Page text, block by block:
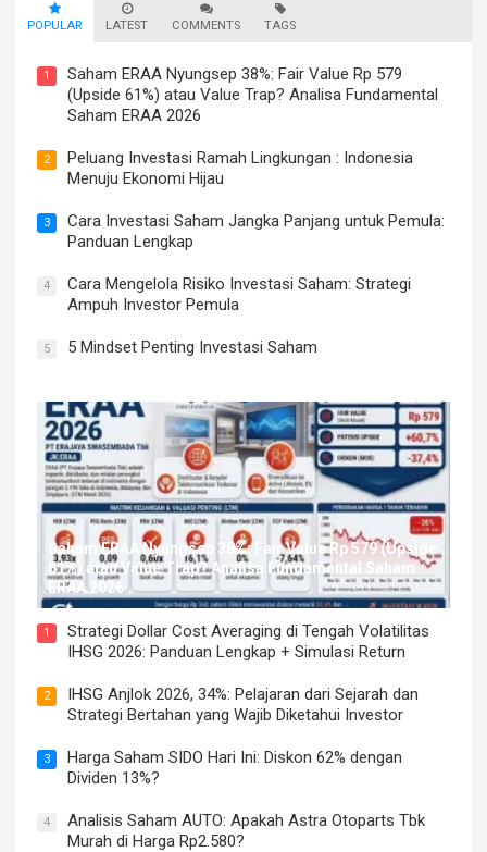
POPULAR LATEST COMMENTS TAGS
1
Saham ERAA Nyungsep 38%: Fair Value Rp 579
(Upside 61%) atau Value Trap? Analisa Fundamental
Saham ERAA 2026
2
Peluang Investasi Ramah Lingkungan : Indonesia
Menuju Ekonomi Hijau
3
Cara Investasi Saham Jangka Panjang untuk Pemula:
Panduan Lengkap
4
Cara Mengelola Risiko Investasi Saham: Strategi
Ampuh Investor Pemula
5 5 Mindset Penting Investasi Saham
Saham ERAA Nyungsep 38%: Fair Value Rp 579 (Upside
61%) atau Value Trap? Analisa Fundamental Saham
ERAA 2026
1
Strategi Dollar Cost Averaging di Tengah Volatilitas
IHSG 2026: Panduan Lengkap + Simulasi Return
2
IHSG Anjlok 2026, 34%: Pelajaran dari Sejarah dan
Strategi Bertahan yang Wajib Diketahui Investor
3
Harga Saham SIDO Hari Ini: Diskon 62% dengan
Dividen 13%?
4
Analisis Saham AUTO: Apakah Astra Otoparts Tbk
Murah di Harga Rp2.580?